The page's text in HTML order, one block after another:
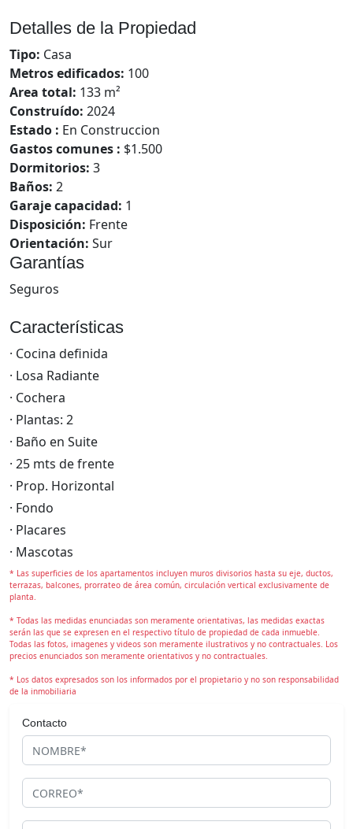
Detalles de la Propiedad
Tipo: Casa
Metros edificados: 100
Area total: 133 m²
Construído: 2024
Estado : En Construccion
Gastos comunes : $1.500
Dormitorios: 3
Baños: 2
Garaje capacidad: 1
Disposición: Frente
Orientación: Sur
Garantías
Seguros
Características
· Cocina definida
· Losa Radiante
· Cochera
· Plantas: 2
· Baño en Suite
· 25 mts de frente
· Prop. Horizontal
· Fondo
· Placares
· Mascotas
* Las superficies de los apartamentos incluyen muros divisorios hasta su eje, ductos,
terrazas, balcones, prorrateo de área común, circulación vertical exclusivamente de
planta.
* Todas las medidas enunciadas son meramente orientativas, las medidas exactas
serán las que se expresen en el respectivo título de propiedad de cada inmueble.
Todas las fotos, imagenes y videos son meramente ilustrativos y no contractuales. Los
precios enunciados son meramente orientativos y no contractuales.
* Los datos expresados son los informados por el propietario y no son responsabilidad
de la inmobiliaria
Contacto